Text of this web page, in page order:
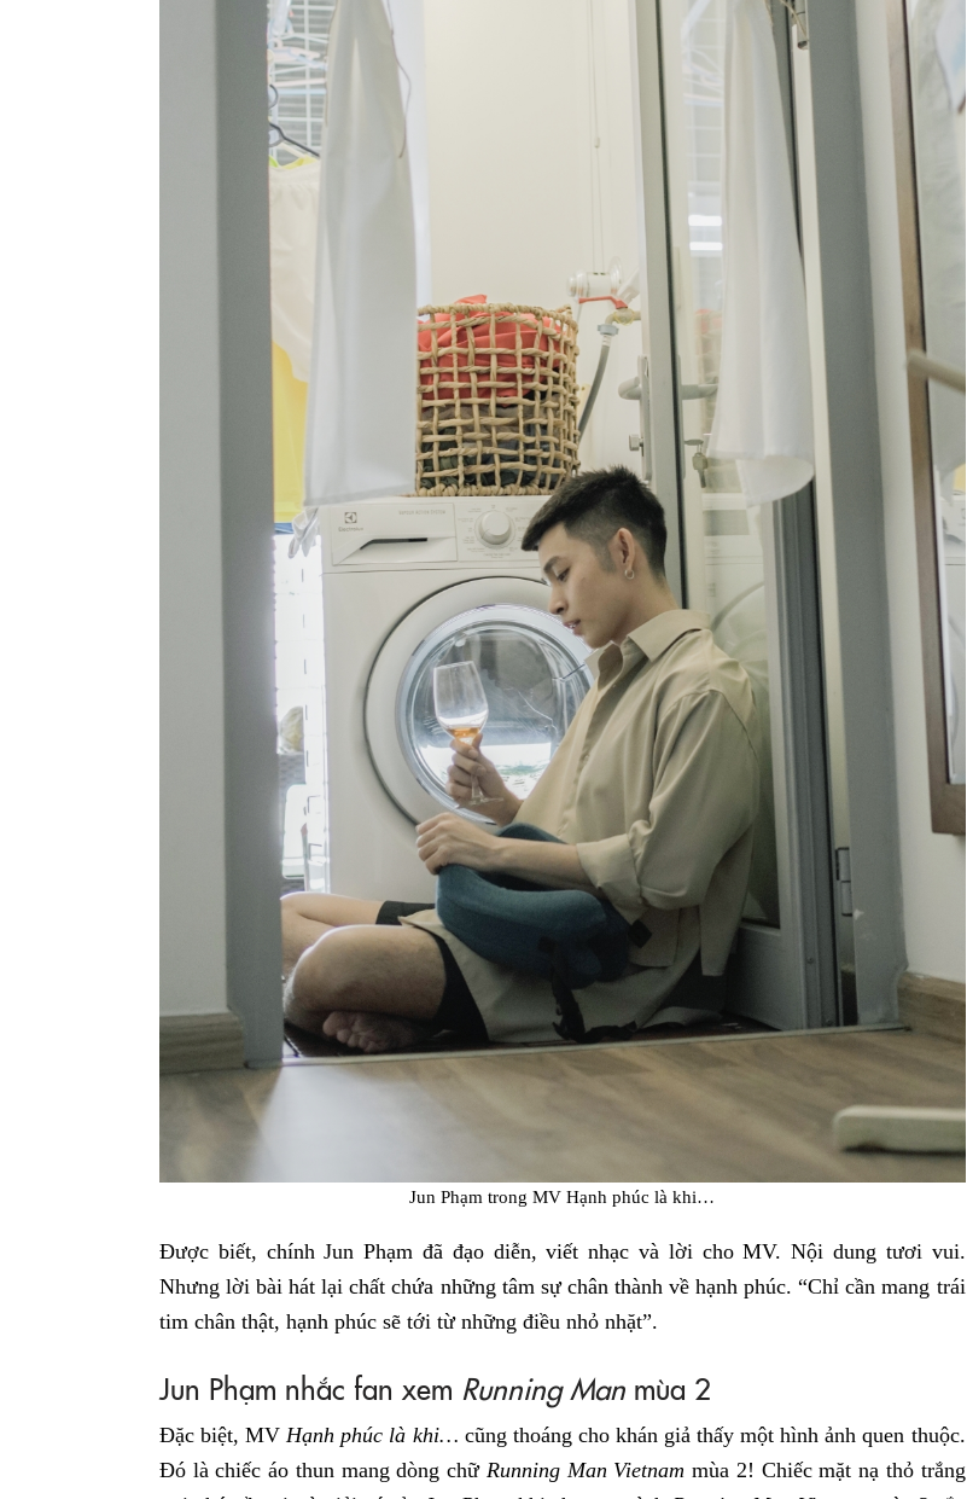
Jun Phạm trong MV Hạnh phúc là khi…
Được biết, chính Jun Phạm đã đạo diễn, viết nhạc và lời cho MV. Nội dung tươi vui.
Nhưng lời bài hát lại chất chứa những tâm sự chân thành về hạnh phúc.“Chỉ cần mang trái
tim chân thật, hạnh phúc sẽ tới từ những điều nhỏ nhặt”.
Jun Phạm nhắc fan xem Running Man mùa 2
Đặc biệt, MV Hạnh phúc là khi… cũng thoáng cho khán giả thấy một hình ảnh quen thuộc.
Đó là chiếc áo thun mang dòng chữ Running Man Vietnam mùa 2! Chiếc mặt nạ thỏ trắng